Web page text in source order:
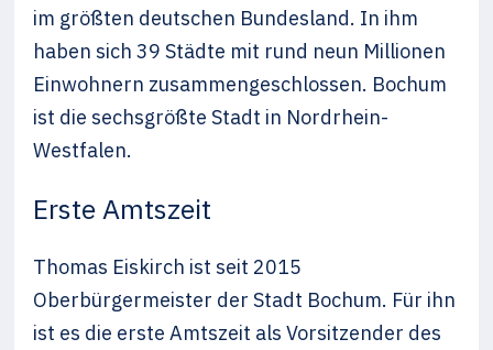
im größten deutschen Bundesland. In ihm
haben sich 39 Städte mit rund neun Millionen
Einwohnern zusammengeschlossen. Bochum
ist die sechsgrößte Stadt in Nordrhein-
Westfalen.
Erste Amtszeit
Thomas Eiskirch ist seit 2015
Oberbürgermeister der Stadt Bochum. Für ihn
ist es die erste Amtszeit als Vorsitzender des